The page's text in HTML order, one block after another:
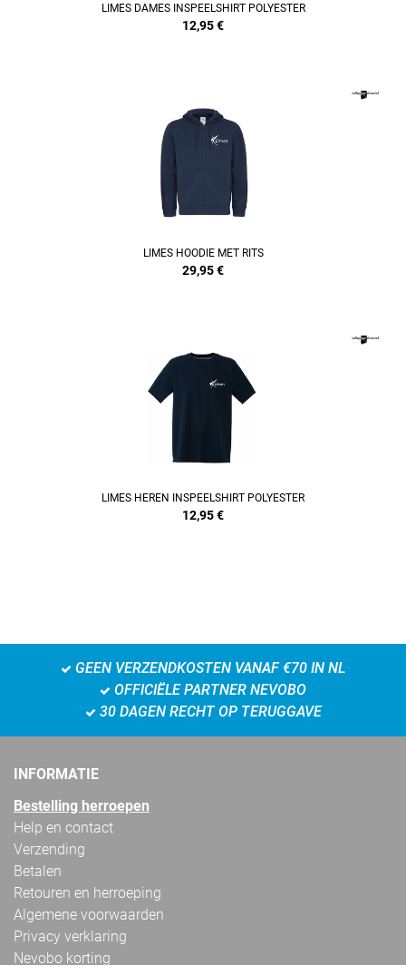
LIMES DAMES INSPEELSHIRT POLYESTER
12,95€
LIMES HOODIE MET RITS
29,95€
LIMES HEREN INSPEELSHIRT POLYESTER
12,95€
GEEN VERZENDKOSTEN VANAF €70 IN NL
OFFICIËLE PARTNER NEVOBO
30 DAGEN RECHT OP TERUGGAVE
INFORMATIE
Bestelling herroepen
Help en contact
Verzending
Betalen
Retouren en herroeping
Algemene voorwaarden
Privacy verklaring
Nevobo korting